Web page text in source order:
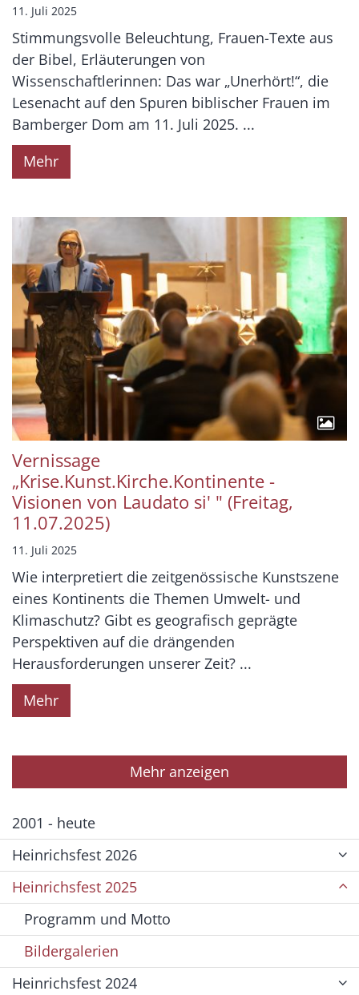
11. Juli 2025
Stimmungsvolle Beleuchtung, Frauen-Texte aus
der Bibel, Erläuterungen von
Wissenschaftlerinnen: Das war „Unerhört!“, die
Lesenacht auf den Spuren biblischer Frauen im
Bamberger Dom am 11. Juli 2025. ...
Mehr
Vernissage
„Krise.Kunst.Kirche.Kontinente -
Visionen von Laudato si' " (Freitag,
11.07.2025)
11. Juli 2025
Wie interpretiert die zeitgenössische Kunstszene
eines Kontinents die Themen Umwelt- und
Klimaschutz? Gibt es geografisch geprägte
Perspektiven auf die drängenden
Herausforderungen unserer Zeit? ...
Mehr
Mehr anzeigen
2001 - heute
Heinrichsfest 2026
Heinrichsfest 2025
Programm und Motto
Bildergalerien
Heinrichsfest 2024